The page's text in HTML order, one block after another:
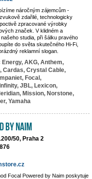
náročným zájemcům -
zdařilé, technologicky
zpracované výrobky
značek. V klidném a
studia, při šálku pravého
do světa skutečného Hi-Fi,
reklamní slogan.
AKG, Anthem,
Cardas, Crystal Cable,
Focal,
Infinity, JBL, Lexicon,
Mission, Norstone,
Yamaha
by Naim
50, Praha 2
Focal Powered by Naim poskytuje